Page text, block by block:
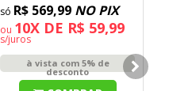
R$ 569,99 NO PIX
ou 10X DE R$ 59,99
s/juros
à vista com 5% de
desconto